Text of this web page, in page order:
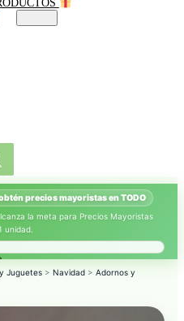
precios mayoristas en TODO
la meta para Precios Mayoristas
unidad.
.
Juguetes > Navidad > Adornos y